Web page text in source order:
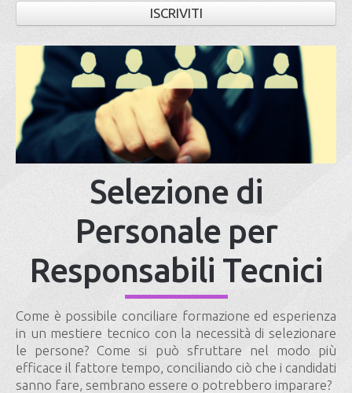
ISCRIVITI
Selezione di
Personale per
Responsabili Tecnici
Come è possibile conciliare formazione ed esperienza
in un mestiere tecnico con la necessità di selezionare
le persone? Come si può sfruttare nel modo più
efficace il fattore tempo, conciliando ciò che i candidati
sanno fare, sembrano essere o potrebbero imparare?